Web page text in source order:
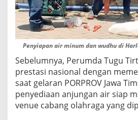
Y
A
N
A
Penyiapan air minum dan wudhu di
Sebelumnya, Perumda Tugu
prestasi nasional dengan
saat gelaran PORPROV Jawa
penyediaan anjungan air siap
venue cabang olahraga yang